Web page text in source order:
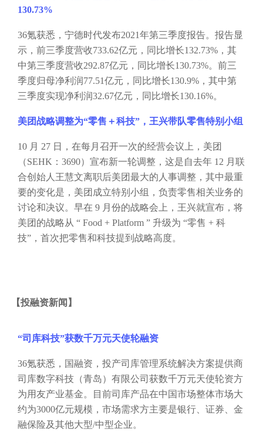
130.73%
36氪获悉，宁德时代发布2021年第三季度报告。报告显
示，前三季度营收733.62亿元，同比增长132.73%，其
中第三季度营收292.87亿元，同比增长130.73%。前三
季度归母净利润77.51亿元，同比增长130.9%，其中第
三季度实现净利润32.67亿元，同比增长130.16%。
美团战略调整为“零售＋科技”，王兴带队零售特别小组
10 月 27 日，在每月召开一次的经营会议上，美团
（SEHK：3690）宣布新一轮调整，这是自去年 12 月联
合创始人王慧文离职后美团最大的人事调整，其中最重
要的变化是，美团成立特别小组，负责零售相关业务的
讨论和决议。早在 9 月份的战略会上，王兴就宣布，将
美团的战略从 “ Food + Platform ” 升级为 “零售 + 科
技”，首次把零售和科技提到战略高度。
【投融资新闻 】
“司库科技”获数千万元天使轮融资
36氪获悉，国融资，投产司库管理系统解决方案提供商
司库数字科技（青岛）有限公司获数千万元天使轮资方
为用友产业基金。目前司库产品在中国市场整体市场大
约为3000亿元规模，市场需求方主要是银行、证券、金
融保险及其他大型/中型企业。